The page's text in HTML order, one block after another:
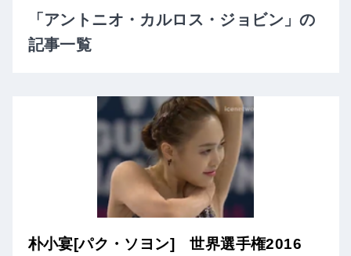
「アントニオ・カルロス・ジョビン」の
記事一覧
朴小宴[パク・ソヨン] 世界選手権2016